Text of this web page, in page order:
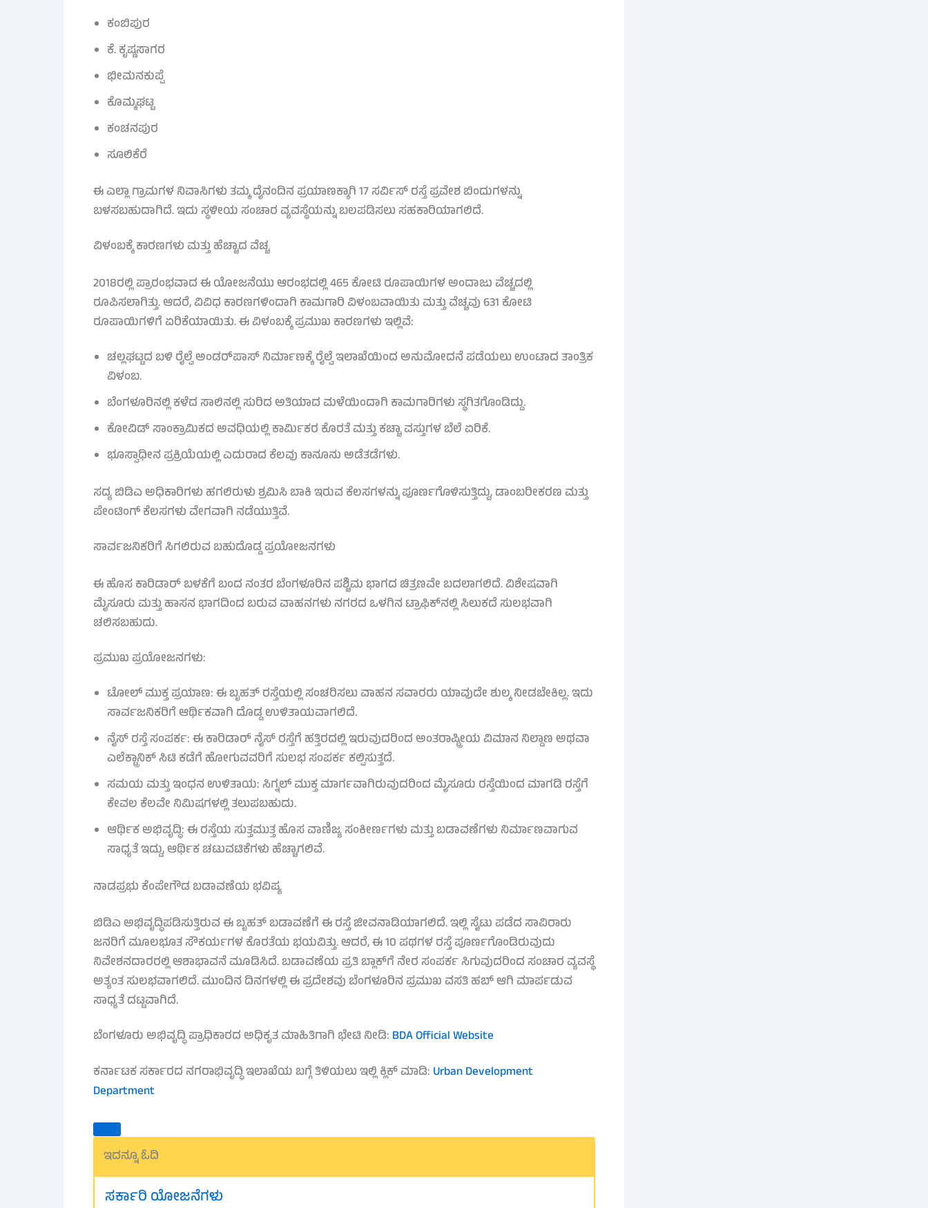
ಕಂಬಿಪುರ
ಕೆ. ಕೃಷ್ಣಸಾಗರ
ಭೀಮನಕುಪ್ಪೆ
ಕೊಮ್ಮಘಟ್ಟ
ಕಂಚನಪುರ
ಸೂಲಿಕೆರೆ
ಈ ಎಲ್ಲಾ ಗ್ರಾಮಗಳ ನಿವಾಸಿಗಳು ತಮ್ಮ ದೈನಂದಿನ ಪ್ರಯಾಣಕ್ಕಾಗಿ 17 ಸರ್ವಿಸ್ ರಸ್ತೆ ಪ್ರವೇಶ ಬಿಂದುಗಳನ್ನು
ಬಳಸಬಹುದಾಗಿದೆ. ಇದು ಸ್ಥಳೀಯ ಸಂಚಾರ ವ್ಯವಸ್ಥೆಯನ್ನು ಬಲಪಡಿಸಲು ಸಹಕಾರಿಯಾಗಲಿದೆ.
ವಿಳಂಬಕ್ಕೆ ಕಾರಣಗಳು ಮತ್ತು ಹೆಚ್ಚಾದ ವೆಚ್ಚ
2018ರಲ್ಲಿ ಪ್ರಾರಂಭವಾದ ಈ ಯೋಜನೆಯು ಆರಂಭದಲ್ಲಿ 465 ಕೋಟಿ ರೂಪಾಯಿಗಳ ಅಂದಾಜು ವೆಚ್ಚದಲ್ಲಿ
ರೂಪಿಸಲಾಗಿತ್ತು. ಆದರೆ, ವಿವಿಧ ಕಾರಣಗಳಿಂದಾಗಿ ಕಾಮಗಾರಿ ವಿಳಂಬವಾಯಿತು ಮತ್ತು ವೆಚ್ಚವು 631 ಕೋಟಿ
ರೂಪಾಯಿಗಳಿಗೆ ಏರಿಕೆಯಾಯಿತು. ಈ ವಿಳಂಬಕ್ಕೆ ಪ್ರಮುಖ ಕಾರಣಗಳು ಇಲ್ಲಿವೆ:
ಚಲ್ಲಘಟ್ಟದ ಬಳಿ ರೈಲ್ವೆ ಅಂಡರ್‌ಪಾಸ್ ನಿರ್ಮಾಣಕ್ಕೆ ರೈಲ್ವೆ ಇಲಾಖೆಯಿಂದ ಅನುಮೋದನೆ ಪಡೆಯಲು ಉಂಟಾದ ತಾಂತ್ರಿಕ
ವಿಳಂಬ.
ಬೆಂಗಳೂರಿನಲ್ಲಿ ಕಳೆದ ಸಾಲಿನಲ್ಲಿ ಸುರಿದ ಅತಿಯಾದ ಮಳೆಯಿಂದಾಗಿ ಕಾಮಗಾರಿಗಳು ಸ್ಥಗಿತಗೊಂಡಿದ್ದು.
ಕೋವಿಡ್ ಸಾಂಕ್ರಾಮಿಕದ ಅವಧಿಯಲ್ಲಿ ಕಾರ್ಮಿಕರ ಕೊರತೆ ಮತ್ತು ಕಚ್ಚಾ ವಸ್ತುಗಳ ಬೆಲೆ ಏರಿಕೆ.
ಭೂಸ್ವಾಧೀನ ಪ್ರಕ್ರಿಯೆಯಲ್ಲಿ ಎದುರಾದ ಕೆಲವು ಕಾನೂನು ಅಡೆತಡೆಗಳು.
ಸದ್ಯ ಬಿಡಿಎ ಅಧಿಕಾರಿಗಳು ಹಗಲಿರುಳು ಶ್ರಮಿಸಿ ಬಾಕಿ ಇರುವ ಕೆಲಸಗಳನ್ನು ಪೂರ್ಣಗೊಳಿಸುತ್ತಿದ್ದು, ಡಾಂಬರೀಕರಣ ಮತ್ತು
ಪೇಂಟಿಂಗ್ ಕೆಲಸಗಳು ವೇಗವಾಗಿ ನಡೆಯುತ್ತಿವೆ.
ಸಾರ್ವಜನಿಕರಿಗೆ ಸಿಗಲಿರುವ ಬಹುದೊಡ್ಡ ಪ್ರಯೋಜನಗಳು
ಈ ಹೊಸ ಕಾರಿಡಾರ್ ಬಳಕೆಗೆ ಬಂದ ನಂತರ ಬೆಂಗಳೂರಿನ ಪಶ್ಚಿಮ ಭಾಗದ ಚಿತ್ರಣವೇ ಬದಲಾಗಲಿದೆ. ವಿಶೇಷವಾಗಿ
ಮೈಸೂರು ಮತ್ತು ಹಾಸನ ಭಾಗದಿಂದ ಬರುವ ವಾಹನಗಳು ನಗರದ ಒಳಗಿನ ಟ್ರಾಫಿಕ್‌ನಲ್ಲಿ ಸಿಲುಕದೆ ಸುಲಭವಾಗಿ
ಚಲಿಸಬಹುದು.
ಪ್ರಮುಖ ಪ್ರಯೋಜನಗಳು:
ಟೋಲ್ ಮುಕ್ತ ಪ್ರಯಾಣ: ಈ ಬೃಹತ್ ರಸ್ತೆಯಲ್ಲಿ ಸಂಚರಿಸಲು ವಾಹನ ಸವಾರರು ಯಾವುದೇ ಶುಲ್ಕ ನೀಡಬೇಕಿಲ್ಲ. ಇದು
ಸಾರ್ವಜನಿಕರಿಗೆ ಆರ್ಥಿಕವಾಗಿ ದೊಡ್ಡ ಉಳಿತಾಯವಾಗಲಿದೆ.
ನೈಸ್ ರಸ್ತೆ ಸಂಪರ್ಕ: ಈ ಕಾರಿಡಾರ್ ನೈಸ್ ರಸ್ತೆಗೆ ಹತ್ತಿರದಲ್ಲಿ ಇರುವುದರಿಂದ ಅಂತರಾಷ್ಟ್ರೀಯ ವಿಮಾನ ನಿಲ್ದಾಣ ಅಥವಾ
ಎಲೆಕ್ಟ್ರಾನಿಕ್ ಸಿಟಿ ಕಡೆಗೆ ಹೋಗುವವರಿಗೆ ಸುಲಭ ಸಂಪರ್ಕ ಕಲ್ಪಿಸುತ್ತದೆ.
ಸಮಯ ಮತ್ತು ಇಂಧನ ಉಳಿತಾಯ: ಸಿಗ್ನಲ್ ಮುಕ್ತ ಮಾರ್ಗವಾಗಿರುವುದರಿಂದ ಮೈಸೂರು ರಸ್ತೆಯಿಂದ ಮಾಗಡಿ ರಸ್ತೆಗೆ
ಕೇವಲ ಕೆಲವೇ ನಿಮಿಷಗಳಲ್ಲಿ ತಲುಪಬಹುದು.
ಆರ್ಥಿಕ ಅಭಿವೃದ್ಧಿ: ಈ ರಸ್ತೆಯ ಸುತ್ತಮುತ್ತ ಹೊಸ ವಾಣಿಜ್ಯ ಸಂಕೀರ್ಣಗಳು ಮತ್ತು ಬಡಾವಣೆಗಳು ನಿರ್ಮಾಣವಾಗುವ
ಸಾಧ್ಯತೆ ಇದ್ದು, ಆರ್ಥಿಕ ಚಟುವಟಿಕೆಗಳು ಹೆಚ್ಚಾಗಲಿವೆ.
ನಾಡಪ್ರಭು ಕೆಂಪೇಗೌಡ ಬಡಾವಣೆಯ ಭವಿಷ್ಯ
ಬಿಡಿಎ ಅಭಿವೃದ್ಧಿಪಡಿಸುತ್ತಿರುವ ಈ ಬೃಹತ್ ಬಡಾವಣೆಗೆ ಈ ರಸ್ತೆ ಜೀವನಾಡಿಯಾಗಲಿದೆ. ಇಲ್ಲಿ ಸೈಟು ಪಡೆದ ಸಾವಿರಾರು
ಜನರಿಗೆ ಮೂಲಭೂತ ಸೌಕರ್ಯಗಳ ಕೊರತೆಯ ಭಯವಿತ್ತು. ಆದರೆ, ಈ 10 ಪಥಗಳ ರಸ್ತೆ ಪೂರ್ಣಗೊಂಡಿರುವುದು
ನಿವೇಶನದಾರರಲ್ಲಿ ಆಶಾಭಾವನೆ ಮೂಡಿಸಿದೆ. ಬಡಾವಣೆಯ ಪ್ರತಿ ಬ್ಲಾಕ್‌ಗೆ ನೇರ ಸಂಪರ್ಕ ಸಿಗುವುದರಿಂದ ಸಂಚಾರ ವ್ಯವಸ್ಥೆ
ಅತ್ಯಂತ ಸುಲಭವಾಗಲಿದೆ. ಮುಂದಿನ ದಿನಗಳಲ್ಲಿ ಈ ಪ್ರದೇಶವು ಬೆಂಗಳೂರಿನ ಪ್ರಮುಖ ವಸತಿ ಹಬ್ ಆಗಿ ಮಾರ್ಪಡುವ
ಸಾಧ್ಯತೆ ದಟ್ಟವಾಗಿದೆ.
ಬೆಂಗಳೂರು ಅಭಿವೃದ್ಧಿ ಪ್ರಾಧಿಕಾರದ ಅಧಿಕೃತ ಮಾಹಿತಿಗಾಗಿ ಭೇಟಿ ನೀಡಿ: BDA Official Website
ಕರ್ನಾಟಕ ಸರ್ಕಾರದ ನಗರಾಭಿವೃದ್ಧಿ ಇಲಾಖೆಯ ಬಗ್ಗೆ ತಿಳಿಯಲು ಇಲ್ಲಿ ಕ್ಲಿಕ್ ಮಾಡಿ: Urban Development
Department
ಇದನ್ನೂ ಓದಿ
ಸರ್ಕಾರಿ ಯೋಜನೆಗಳು